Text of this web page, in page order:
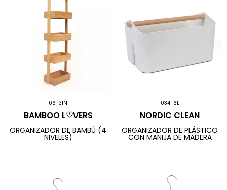
06-31N
BAMBOO L♡VERS
ORGANIZADOR DE BAMBÚ (4
NIVELES)
034-6L
NORDIC CLEAN
ORGANIZADOR DE PLÁSTICO
CON MANIJA DE MADERA